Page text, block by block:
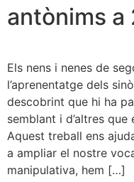
antònims a
Els nens i nenes de
l’aprenentatge dels
descobrint que hi ha
semblant i d’altres
Aquest treball ens
a ampliar el nostre
manipulativa, hem […]